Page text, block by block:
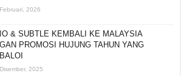
2026
& SUBTLE KEMBALI KE MALAYSIA
PROMOSI HUJUNG TAHUN YANG
2025